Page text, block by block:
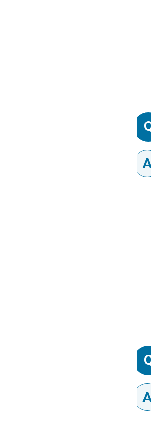
※発着時刻は目安です。当日の運航状況によって変更と